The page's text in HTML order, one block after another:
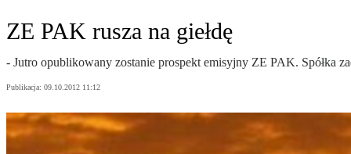
ZE PAK rusza na giełdę
- Jutro opublikowany zostanie prospekt emisyjny ZE PAK. Spółka
Publikacja: 09.10.2012 11:12